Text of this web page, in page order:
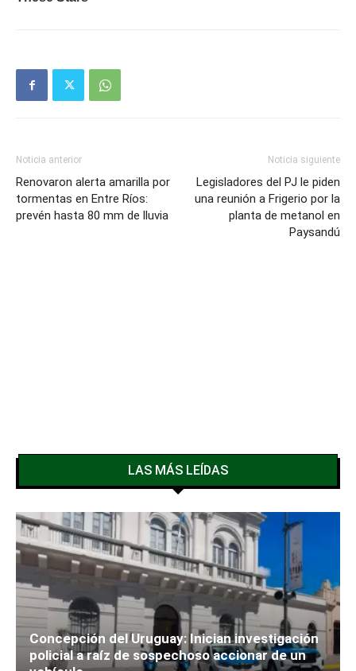
Noticia anterior
Renovaron alerta amarilla por
tormentas en Entre Ríos:
prevén hasta 80 mm de lluvia
Noticia siguiente
Legisladores del PJ le piden
una reunión a Frigerio por la
planta de metanol en
Paysandú
LAS MÁS LEÍDAS
Concepción del Uruguay: Inician investigación
policial a raíz de sospechoso accionar de un